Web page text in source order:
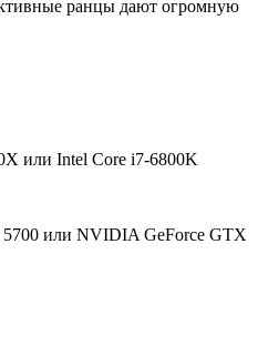
ранцы дают огромную
или Intel Core i7-6800K
или NVIDIA GeForce GTX